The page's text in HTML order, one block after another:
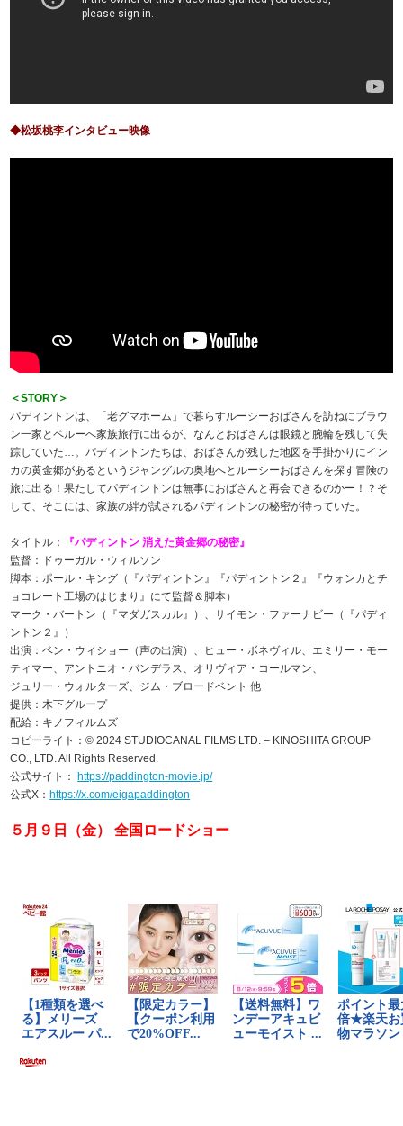
◆松坂桃李インタビュー映像
＜STORY＞
パディントンは、「老グマホーム」で暮らすルーシーおばさんを訪ねにブラウ
ン一家とペルーへ家族旅行に出るが、なんとおばさんは眼鏡と腕輪を残して失
踪していた…。パディントンたちは、おばさんが残した地図を手掛かりにイン
カの黄金郷があるというジャングルの奥地へとルーシーおばさんを探す冒険の
旅に出る！果たしてパディントンは無事におばさんと再会できるのかー！？そ
して、そこには、家族の絆が試されるパディントンの秘密が待っていた。
タイトル：
『パディントン 消えた黄金郷の秘密』
監督：ドゥーガル・ウィルソン
脚本：ポール・キング（『パディントン』『パディントン２』『ウォンカとチ
ョコレート工場のはじまり』にて監督＆脚本）
マーク・バートン（『マダガスカル』）、サイモン・ファーナビー（『パディ
ントン２』）
出演：ベン・ウィショー（声の出演）、ヒュー・ボネヴィル、エミリー・モー
ティマー、アントニオ・バンデラス、オリヴィア・コールマン、
ジュリー・ウォルターズ、ジム・ブロードベント 他
提供：木下グループ
配給：キノフィルムズ
コピーライト：© 2024 STUDIOCANAL FILMS LTD. – KINOSHITA GROUP
CO., LTD. All Rights Reserved.
公式サイト： https://paddington-movie.jp/
公式X： https://x.com/eigapaddington
５月９日（金） 全国ロードショー